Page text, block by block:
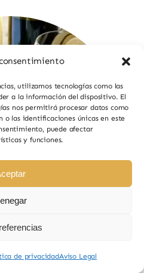
utilizamos tecnologías como las
a la información del dispositivo. El
nos permitirá procesar datos como
las identificaciones únicas en este
puede afectar
y funciones.
de privacidadAviso Legal